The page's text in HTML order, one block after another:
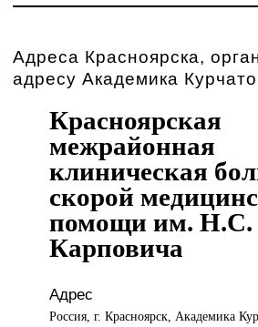
Адреса Красноярска,
адресу Академика
Красноярская
межрайонная
клиническая
скорой
помощи им. Н.С.
Карповича
Адрес
Россия, г. Красноярск, Академика